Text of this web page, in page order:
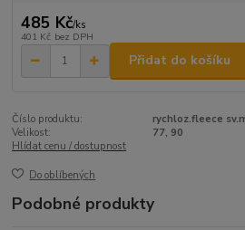
485 Kč/ks
401 Kč bez DPH
Přidat do košíku
Číslo produktu:
rychloz.fleece
Velikost:
77, 90
Hlídat cenu / dostupnost
Do oblíbených
Podobné produkty